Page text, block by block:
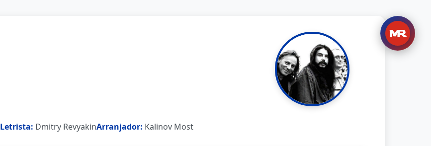
Letrista: Dmitry RevyakinArranjador: Kalinov Most